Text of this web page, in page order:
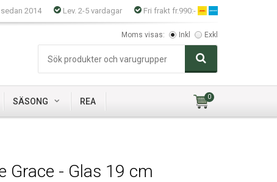
2014 Lev. 2-5 vardagar Fri frakt fr.990:-
Moms visas: Inkl Exkl
SÄSONG REA 0
Grace - Glas 19 cm